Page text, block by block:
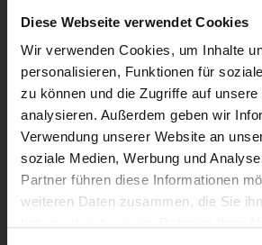
Diese Webseite verwendet Cookies
Wir verwenden Cookies, um Inhalte
personalisieren, Funktionen für
zu können und die Zugriffe auf
analysieren. Außerdem geben wir
Verwendung unserer Website an
soziale Medien, Werbung und
Partner führen diese Informationen
weiteren Daten zusammen, die Sie
Preise:
· Unterkunft inkl. aller
pro Person im Doppelzimmer
· Trainingseinheiten (4 Tage):
Gesamtpreis 1025,00 Euro